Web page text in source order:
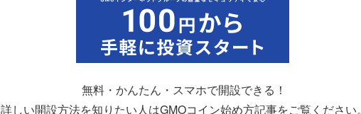
無料・かんたん・スマホで開設できる！
詳しい開設方法を知りたい人はGMOコイン始め方記事をご覧ください。